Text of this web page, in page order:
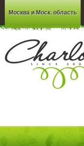
Москва и Моск. область